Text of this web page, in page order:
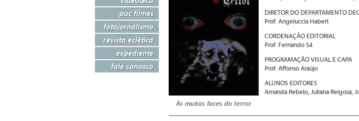
puc filmes
fotojornalismo
revista eclética
expediente
fale conosco
As muitas faces do terror
DIRETOR DO DEPARTAMENTO
Prof. Angeluccia Habert
CORDENAÇÃO EDITORIAL
Prof. Fernando Sá
PROGRAMAÇÃO VISUAL E CAPA
Prof. Affonso Araújo
ALUNOS EDITORES
Amanda Rebelo, Juliana Reigosa,